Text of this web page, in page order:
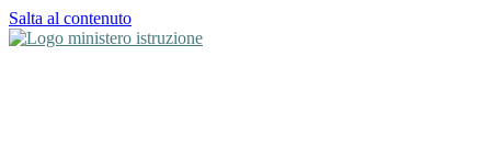
Salta al contenuto